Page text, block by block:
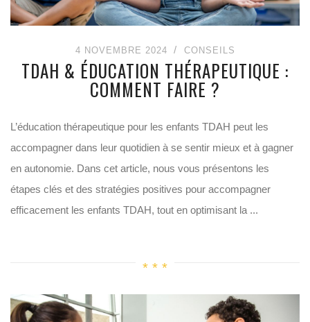
4 NOVEMBRE 2024 CONSEILS
TDAH & ÉDUCATION THÉRAPEUTIQUE :
COMMENT FAIRE ?
L’éducation thérapeutique pour les enfants TDAH peut les
accompagner dans leur quotidien à se sentir mieux et à gagner
en autonomie. Dans cet article, nous vous présentons les
étapes clés et des stratégies positives pour accompagner
efficacement les enfants TDAH, tout en optimisant la ...